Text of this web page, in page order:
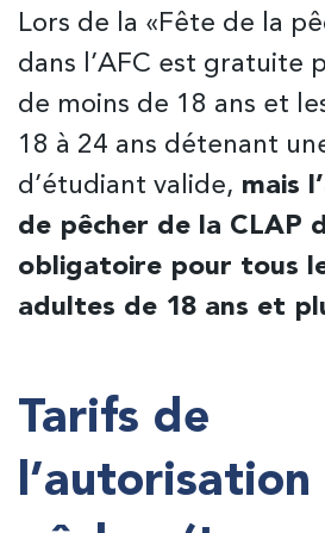
Lors de la «Fête de la
dans l’AFC est gratuite
de moins de 18 ans et
18 à 24 ans détenant
d’étudiant valide, mais
de pêcher de la CLAP
obligatoire pour tous
adultes de 18 ans et
Tarifs de
l’autorisation